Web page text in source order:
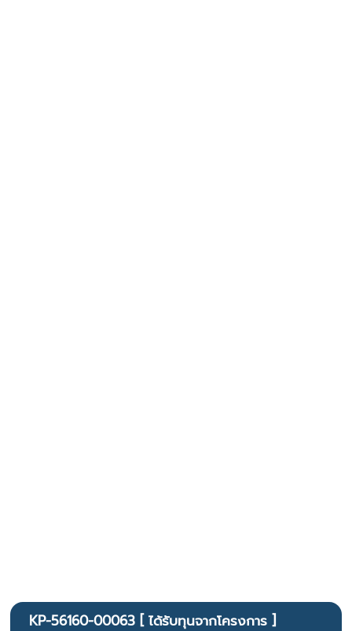
KP-56160-00063 [ ได้รับทุนจากโครงการ ]